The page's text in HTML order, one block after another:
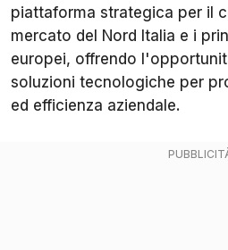
piattaforma strategica per il
mercato del Nord Italia e i
europei, offrendo
soluzioni tecnologiche per
ed efficienza aziendale.